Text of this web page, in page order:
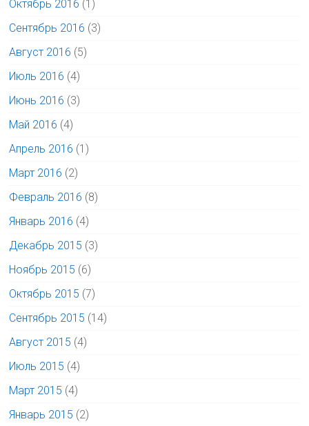
Октябрь 2016 (1)
Сентябрь 2016 (3)
Август 2016 (5)
Июль 2016 (4)
Июнь 2016 (3)
Май 2016 (4)
Апрель 2016 (1)
Март 2016 (2)
Февраль 2016 (8)
Январь 2016 (4)
Декабрь 2015 (3)
Ноябрь 2015 (6)
Октябрь 2015 (7)
Сентябрь 2015 (14)
Август 2015 (4)
Июль 2015 (4)
Март 2015 (4)
Январь 2015 (2)